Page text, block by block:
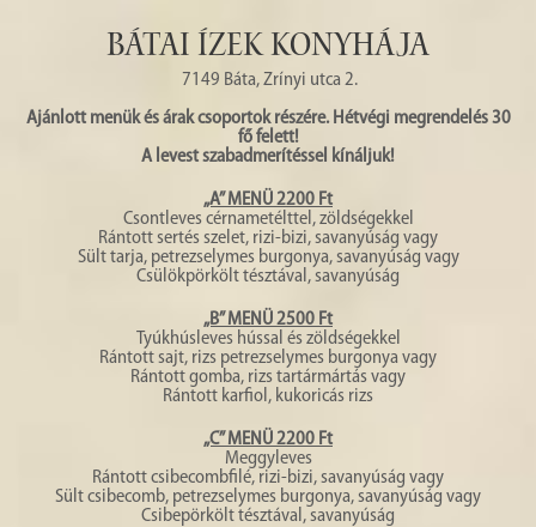
HISTÓRIA
BÁTAI ÍZEK KONYHÁJA
7149 Báta, Zrínyi utca 2.
Ajánlott menük és árak csoportok részére. Hétvégi megrendelés 30
fő felett!
A levest szabadmerítéssel kínáljuk!
„A” MENÜ 2200 Ft
Csontleves cérnametélttel, zöldségekkel
Rántott sertés szelet, rizi-bizi, savanyúság vagy
Sült tarja, petrezselymes burgonya, savanyúság vagy
Csülökpörkölt tésztával, savanyúság
„B” MENÜ 2500 Ft
Tyúkhúsleves hússal és zöldségekkel
Rántott sajt, rizs petrezselymes burgonya vagy
Rántott gomba, rizs tartármártás vagy
Rántott karfiol, kukoricás rizs
„C” MENÜ 2200 Ft
Meggyleves
Rántott csibecombfilé, rizi-bizi, savanyúság vagy
Sült csibecomb, petrezselymes burgonya, savanyúság vagy
Csibepörkölt tésztával, savanyúság